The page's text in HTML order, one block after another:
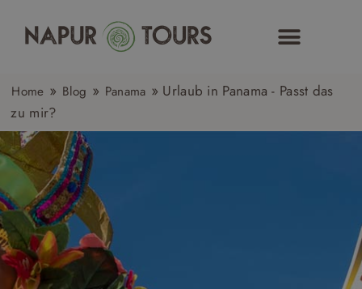
Inhalt
Home » Blog » Panama » Urlaub in Panama - Passt das
zu mir?